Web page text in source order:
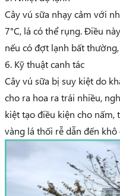
Cây vú sữa nhạy cảm với
7°C, lá có thể rụng. Điều
nếu có đợt lạnh bất
6. Kỹ thuật canh tác
Cây vú sữa bị suy kiệt do
cho ra hoa ra trái nhiều,
kiệt tạo điều kiện cho
vàng lá thối rễ dẫn đến